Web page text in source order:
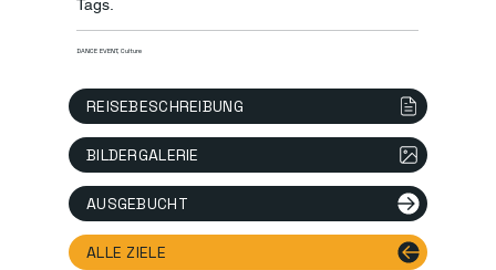
Tags.
DANCE EVENT, Culture
REISEBESCHREIBUNG
BILDERGALERIE
AUSGEBUCHT
ALLE ZIELE